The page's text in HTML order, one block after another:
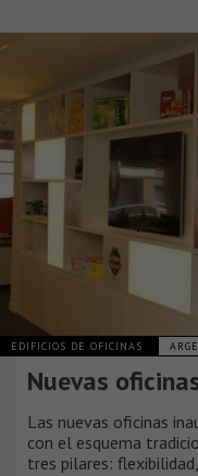
EDIFICIOS DE OFICINAS
Nuevas
Las nuevas oficinas
con el esquema
tres pilares: